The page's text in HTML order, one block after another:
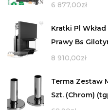
6 877,00zł
Kratki Pl
Prawy Bs
8 910,00zł
Terma Zestaw
Szt. (Chrom)